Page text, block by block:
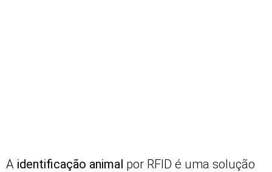
A identificação animal por RFID é uma solução